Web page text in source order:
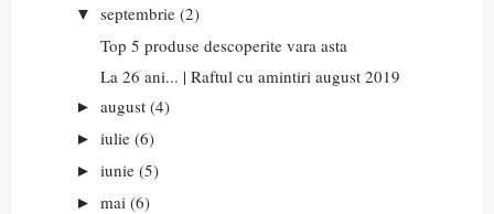
▼ septembrie (2)
Top 5 produse descoperite vara asta
La 26 ani... | Raftul cu amintiri august 2019
► august (4)
► iulie (6)
► iunie (5)
► mai (6)